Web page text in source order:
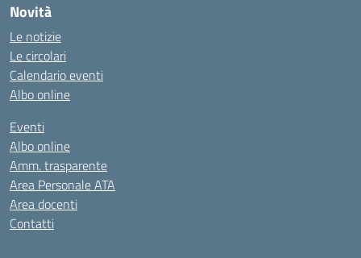
Novità
Le notizie
Le circolari
Calendario eventi
Albo online
Eventi
Albo online
Amm. trasparente
Area Personale ATA
Area docenti
Contatti